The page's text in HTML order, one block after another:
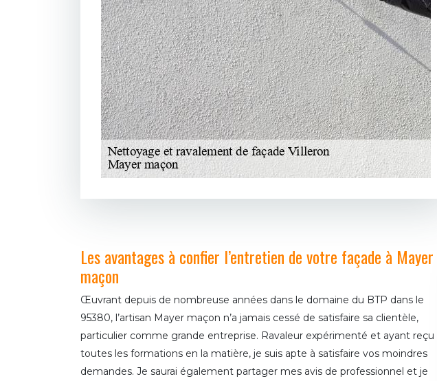
Les avantages à confier l’entretien de votre façade à Mayer
maçon
Œuvrant depuis de nombreuse années dans le domaine du BTP dans le
95380, l’artisan Mayer maçon n’a jamais cessé de satisfaire sa clientèle,
particulier comme grande entreprise. Ravaleur expérimenté et ayant reçu
toutes les formations en la matière, je suis apte à satisfaire vos moindres
demandes. Je saurai également partager mes avis de professionnel et je